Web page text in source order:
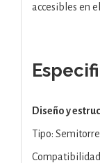
accesibles en
Diseño y
Tipo: Semitorre